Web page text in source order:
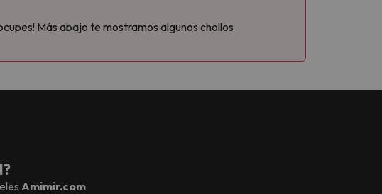
Más abajo te mostramos algunos chollos
Amimir.com